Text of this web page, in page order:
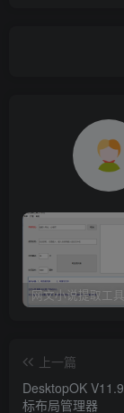
上一篇
DesktopOK
标布局管理器